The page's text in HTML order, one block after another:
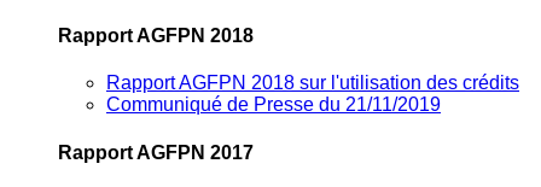
Rapport AGFPN 2018
Rapport AGFPN 2018 sur l'utilisation des crédits
Communiqué de Presse du 21/11/2019
Rapport AGFPN 2017